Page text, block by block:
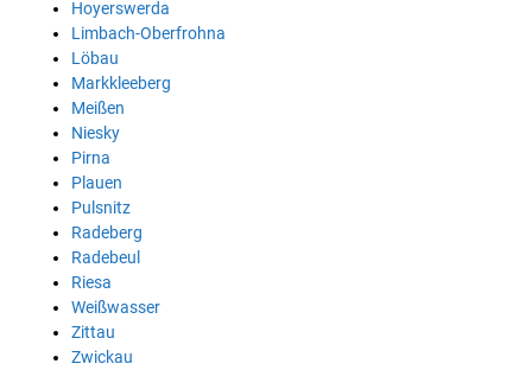
Hoyerswerda
Limbach-Oberfrohna
Löbau
Markkleeberg
Meißen
Niesky
Pirna
Plauen
Pulsnitz
Radeberg
Radebeul
Riesa
Weißwasser
Zittau
Zwickau